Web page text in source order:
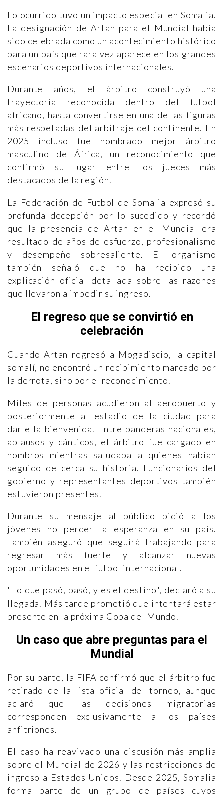
Lo ocurrido tuvo un impacto especial en Somalia.
La designación de Artan para el Mundial había
sido celebrada como un acontecimiento histórico
para un país que rara vez aparece en los grandes
escenarios deportivos internacionales.
Durante años, el árbitro construyó una
trayectoria reconocida dentro del futbol
africano, hasta convertirse en una de las figuras
más respetadas del arbitraje del continente. En
2025 incluso fue nombrado mejor árbitro
masculino de África, un reconocimiento que
confirmó su lugar entre los jueces más
destacados de la región.
La Federación de Futbol de Somalia expresó su
profunda decepción por lo sucedido y recordó
que la presencia de Artan en el Mundial era
resultado de años de esfuerzo, profesionalismo
y desempeño sobresaliente. El organismo
también señaló que no ha recibido una
explicación oficial detallada sobre las razones
que llevaron a impedir su ingreso.
El regreso que se convirtió en
celebración
Cuando Artan regresó a Mogadiscio, la capital
somalí, no encontró un recibimiento marcado por
la derrota, sino por el reconocimiento.
Miles de personas acudieron al aeropuerto y
posteriormente al estadio de la ciudad para
darle la bienvenida. Entre banderas nacionales,
aplausos y cánticos, el árbitro fue cargado en
hombros mientras saludaba a quienes habían
seguido de cerca su historia. Funcionarios del
gobierno y representantes deportivos también
estuvieron presentes.
Durante su mensaje al público pidió a los
jóvenes no perder la esperanza en su país.
También aseguró que seguirá trabajando para
regresar más fuerte y alcanzar nuevas
oportunidades en el futbol internacional.
"Lo que pasó, pasó, y es el destino", declaró a su
llegada. Más tarde prometió que intentará estar
presente en la próxima Copa del Mundo.
Un caso que abre preguntas para el
Mundial
Por su parte, la FIFA confirmó que el árbitro fue
retirado de la lista oficial del torneo, aunque
aclaró que las decisiones migratorias
corresponden exclusivamente a los países
anfitriones.
El caso ha reavivado una discusión más amplia
sobre el Mundial de 2026 y las restricciones de
ingreso a Estados Unidos. Desde 2025, Somalia
forma parte de un grupo de países cuyos